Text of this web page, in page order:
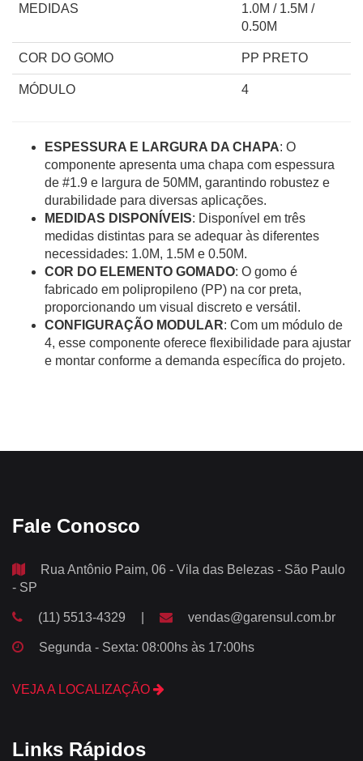
MEDIDAS
1.0M / 1.5M /
0.50M
COR DO GOMO PP PRETO
MÓDULO 4
ESPESSURA E LARGURA DA CHAPA: O
componente apresenta uma chapa com espessura
de #1.9 e largura de 50MM, garantindo robustez e
durabilidade para diversas aplicações.
MEDIDAS DISPONÍVEIS: Disponível em três
medidas distintas para se adequar às diferentes
necessidades: 1.0M, 1.5M e 0.50M.
COR DO ELEMENTO GOMADO: O gomo é
fabricado em polipropileno (PP) na cor preta,
proporcionando um visual discreto e versátil.
CONFIGURAÇÃO MODULAR: Com um módulo de
4, esse componente oferece flexibilidade para ajustar
e montar conforme a demanda específica do projeto.
Fale Conosco
Rua Antônio Paim, 06 - Vila das Belezas - São Paulo
- SP
(11) 5513-4329 vendas@garensul.com.br
Segunda - Sexta: 08:00hs às 17:00hs
VEJA A LOCALIZAÇÃO
Links Rápidos